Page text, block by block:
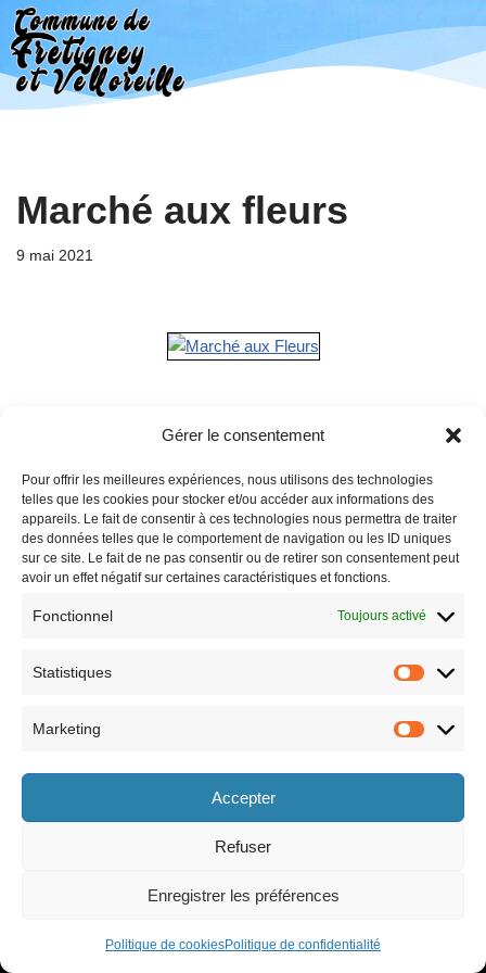
Gérer le consentement
Pour offrir les meilleures expériences, nous utilisons des technologies
telles que les cookies pour stocker et/ou accéder aux informations des
appareils. Le fait de consentir à ces technologies nous permettra de traiter
des données telles que le comportement de navigation ou les ID uniques
sur ce site. Le fait de ne pas consentir ou de retirer son consentement peut
avoir un effet négatif sur certaines caractéristiques et fonctions.
Fonctionnel Toujours activé
Statistiques
Marketing
Accepter
Refuser
Enregistrer les préférences
Politique de cookiesPolitique de confidentialité
Aller
au
contenu
Marché aux fleurs
9 mai 2021
Horaires
le lundi 8h30-12h et 13h30-17h30,
le jeudi 8h30-12h et 13h30-17h30,
le vendredi 8h30-12h et 13h30-17h,